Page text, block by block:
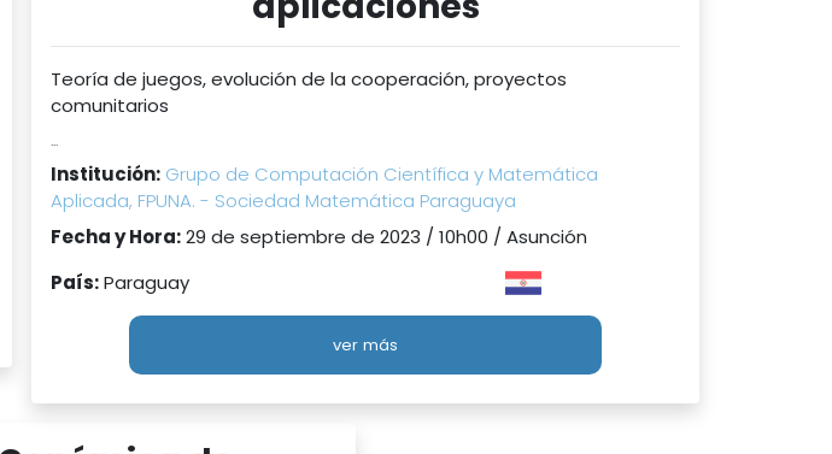
Teoría de juegos, evolución de la cooperación, proyectos
comunitarios
...
Institución: Grupo de Computación Científica y Matemática
Aplicada, FPUNA. - Sociedad Matemática Paraguaya
Fecha y Hora:29 de septiembre de 2023 / 10h00 / Asunción
País:Paraguay
ver más